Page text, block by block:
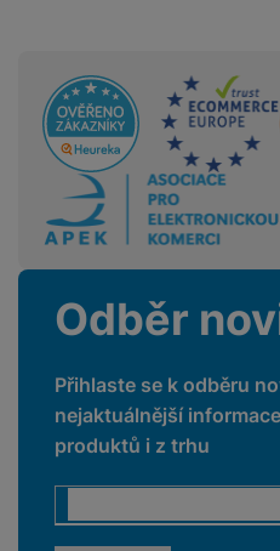
Sdružení
Odběr
Přihlaste se k odběru
nejaktuálnější
produktů i z trhu